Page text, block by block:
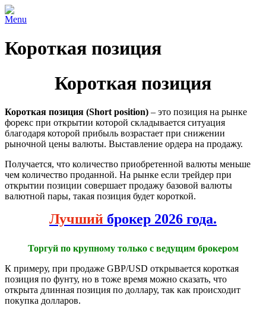
Menu
Короткая позиция
Короткая позиция
Короткая позиция (Short position) – это позиция на рынке
форекс при открытии которой складывается ситуация
благодаря которой прибыль возрастает при снижении
рыночной цены валюты. Выставление ордера на продажу.
Получается, что количество приобретенной валюты меньше
чем количество проданной. На рынке если трейдер при
открытии позиции совершает продажу базовой валюты
валютной пары, такая позиция будет короткой.
Лучший брокер 2026 года.
Торгуй по крупному только с ведущим брокером
К примеру, при продаже GBP/USD открывается короткая
позиция по фунту, но в тоже время можно сказать, что
открыта длинная позиция по доллару, так как происходит
покупка долларов.